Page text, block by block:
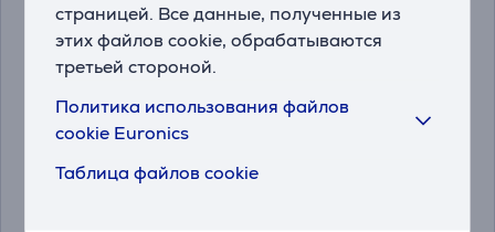
страницей. Все данные, полученные из
этих файлов cookie, обрабатываются
третьей стороной.
Политика использования файлов
cookie Euronics
Таблица файлов cookie
Hama Easy, черный -
мыши